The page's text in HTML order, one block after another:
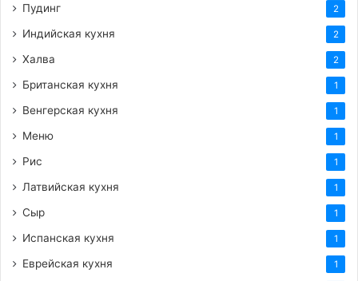
Пудинг 2
Индийская кухня 2
Халва 2
Британская кухня 1
Венгерская кухня 1
Меню 1
Рис 1
Латвийская кухня 1
Сыр 1
Испанская кухня 1
Еврейская кухня 1